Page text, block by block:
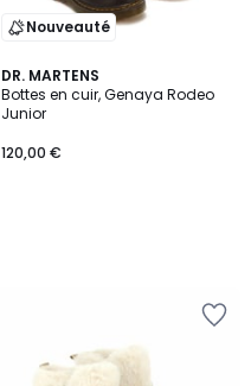
Nouveauté
DR. MARTENS
Bottes en cuir, Genaya Rodeo
Junior
120,00 €